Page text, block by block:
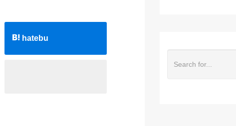
hatebu